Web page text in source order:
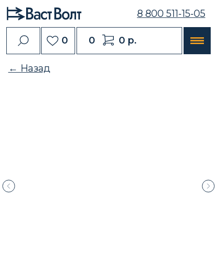
0
8 800 511-15-05
0 р.
0
← Назад